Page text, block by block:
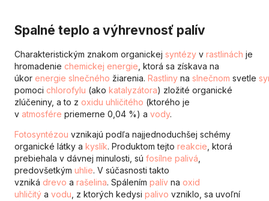
Spalné teplo a výhrevnosť palív
Charakteristickým znakom organickej syntézy v rastlinách je
hromadenie chemickej energie , ktorá sa získava na
úkor energie slnečného žiarenia. Rastliny na slnečnom svetle
pomoci chlorofylu (ako katalyzátora) zložité organické
zlúčeniny, a to z oxidu uhličitého (ktorého je
v atmosfére priemerne 0,04 %) a vody.
Fotosyntézou vznikajú podľa najjednoduchšej schémy
organické látky a kyslík. Produktom tejto reakcie , ktorá
prebiehala v dávnej minulosti, sú fosílne palivá
predovšetkým uhlie. V súčasnosti takto
vzniká drevo a rašelina. Spálením palív na oxid
uhličitý a vodu , z ktorých kedysi palivo vzniklo, sa uvoľní